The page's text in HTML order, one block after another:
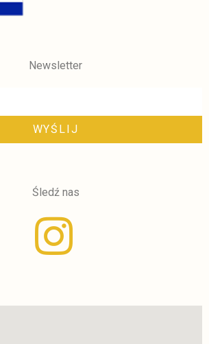
Newsletter
WYŚLIJ
Śledź nas